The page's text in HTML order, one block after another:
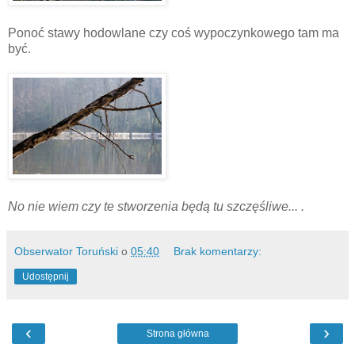
Ponoć stawy hodowlane czy coś wypoczynkowego tam ma
być.
No nie wiem czy te stworzenia będą tu szczęśliwe... .
Obserwator Toruński o 05:40 Brak komentarzy:
Udostępnij
‹ ›
Strona główna